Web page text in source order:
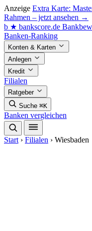
Anzeige Extra Karte:
Rahmen – jetzt ansehen →
b ★ bankscore.de
Banken-Ranking
Konten & Karten
Anlegen
Kredit
Filialen
Ratgeber
Suche ⌘K
Banken vergleichen
Start › Filialen › Wiesbaden